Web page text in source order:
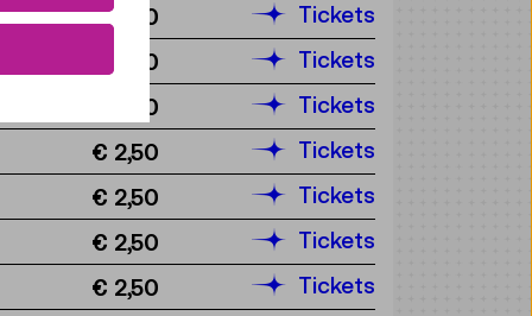
€ 2,50
Tickets
€ 2,50
Tickets
€ 2,50
Tickets
€ 2,50
Tickets
€ 2,50
Tickets
€ 2,50
Tickets
€ 2,50
Tickets